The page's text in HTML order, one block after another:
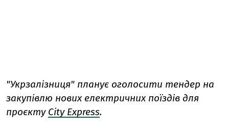
"Укрзалізниця" планує оголосити тендер на
закупівлю нових електричних поїздів для
проєкту City Express.